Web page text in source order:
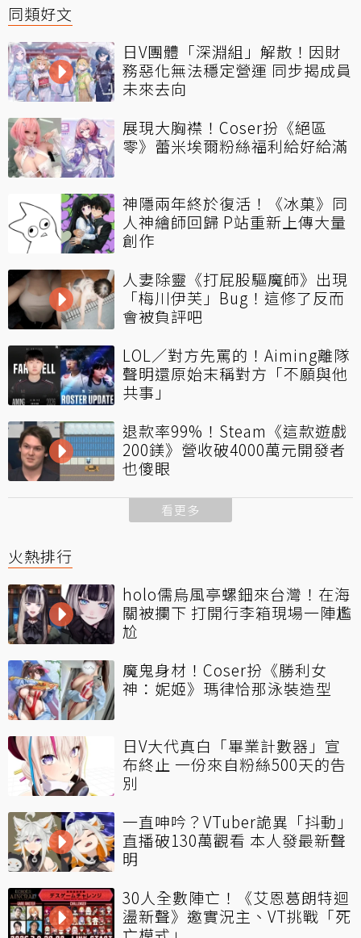
同類好文
日V團體「深淵組」解散！因財
務惡化無法穩定營運 同步揭成員
未來去向
展現大胸襟！Coser扮《絕區
零》蕾米埃爾粉絲福利給好給滿
神隱兩年終於復活！《冰菓》同
人神繪師回歸 P站重新上傳大量
創作
人妻除靈《打屁股驅魔師》出現
「梅川伊芙」Bug！這修了反而
會被負評吧
LOL／對方先罵的！Aiming離隊
聲明還原始末稱對方「不願與他
共事」
退款率99%！Steam《這款遊戲
200鎂》營收破4000萬元開發者
也傻眼
看更多
火熱排行
holo儒烏風亭螺鈿來台灣！在海
關被攔下 打開行李箱現場一陣尷
尬
魔鬼身材！Coser扮《勝利女
神：妮姬》瑪律恰那泳裝造型
日V大代真白「畢業計數器」宣
布終止 一份來自粉絲500天的告
別
一直呻吟？VTuber詭異「抖動」
直播破130萬觀看 本人發最新聲
明
30人全數陣亡！《艾恩葛朗特迴
盪新聲》邀實況主、VT挑戰「死